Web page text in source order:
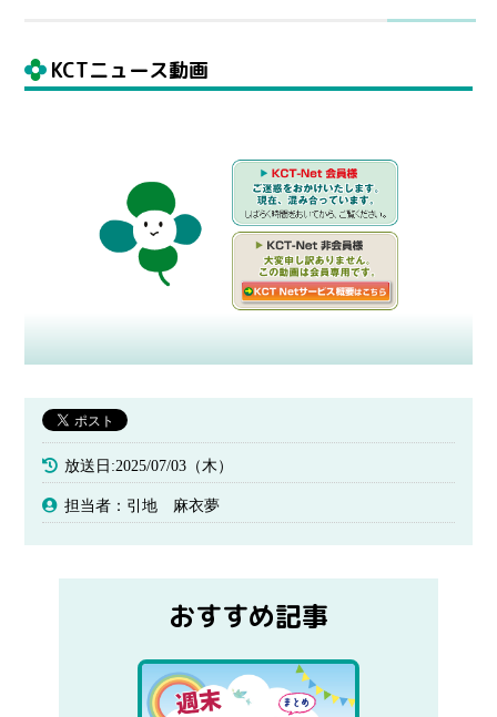
KCTニュース動画
放送日:2025/07/03（木）
担当者：引地 麻衣夢
おすすめ記事